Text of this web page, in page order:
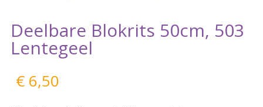
Deelbare Blokrits 50cm, 503
Lentegeel
€6,50